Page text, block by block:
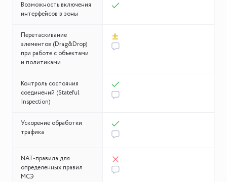
Возможность включения
интерфейсов в зоны
Перетаскивание
элементов (Drag&Drop)
при работе с объектами
и политиками
±
Контроль состояния
соединений (Stateful
Inspection)
Ускорение обработки
трафика
NAT-правила для
определенных правил
МСЭ